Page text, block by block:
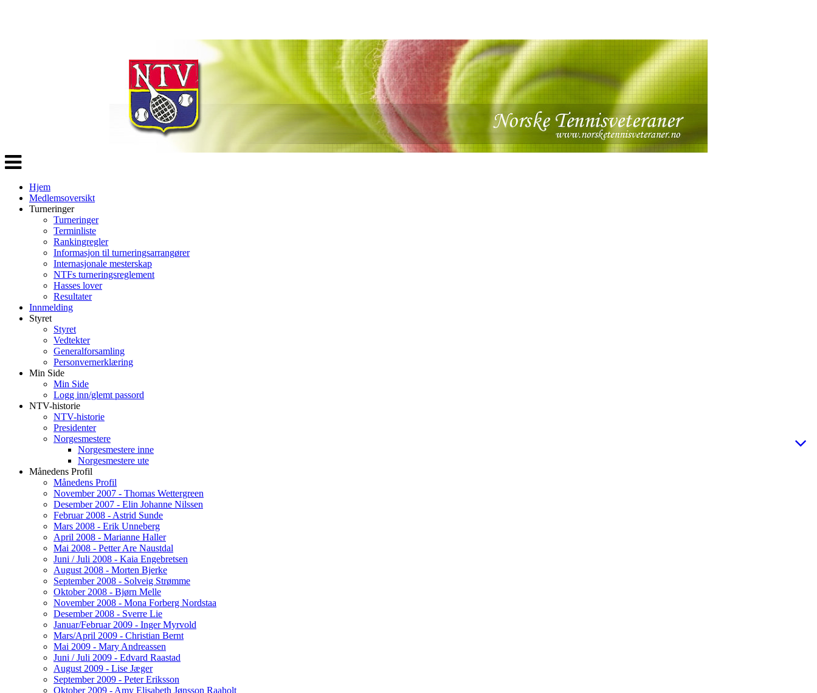
Veksle
navigasjon
Hjem
Medlemsoversikt
Turneringer
Turneringer
Terminliste
Rankingregler
Informasjon til turneringsarrangører
Internasjonale mesterskap
NTFs turneringsreglement
Hasses lover
Resultater
Innmelding
Styret
Styret
Vedtekter
Generalforsamling
Personvernerklæring
Min Side
Min Side
Logg inn/glemt passord
NTV-historie
NTV-historie
Presidenter
Norgesmestere
Norgesmestere inne
Norgesmestere ute
Månedens Profil
Månedens Profil
November 2007 - Thomas Wettergreen
Desember 2007 - Elin Johanne Nilssen
Februar 2008 - Astrid Sunde
Mars 2008 - Erik Unneberg
April 2008 - Marianne Haller
Mai 2008 - Petter Are Naustdal
Juni / Juli 2008 - Kaia Engebretsen
August 2008 - Morten Bjerke
September 2008 - Solveig Strømme
Oktober 2008 - Bjørn Melle
November 2008 - Mona Forberg Nordstaa
Desember 2008 - Sverre Lie
Januar/Februar 2009 - Inger Myrvold
Mars/April 2009 - Christian Bernt
Mai 2009 - Mary Andreassen
Juni / Juli 2009 - Edvard Raastad
August 2009 - Lise Jæger
September 2009 - Peter Eriksson
Oktober 2009 - Amy Elisabeth Jønsson Raaholt